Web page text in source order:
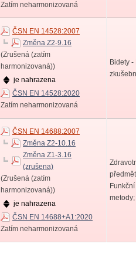
Zatím neharmonizovaná
ČSN EN 14528:2007
Změna Z2-9.16
(Zrušená (zatím
harmonizovaná))
je nahrazena
ČSN EN 14528:2020
Zatím neharmonizovaná
Bidety
ČSN EN 14688:2007
Změna Z2-10.16
Změna Z1-3.16
(zrušena)
(Zrušená (zatím
harmonizovaná))
je nahrazena
ČSN EN 14688+A1:2020
Zatím neharmonizovaná
metody;